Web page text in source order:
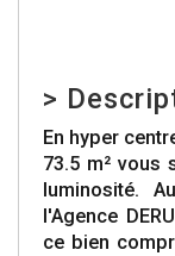
>
En hyper
73.5 m² vous
luminosité.
l'Agence
ce bien